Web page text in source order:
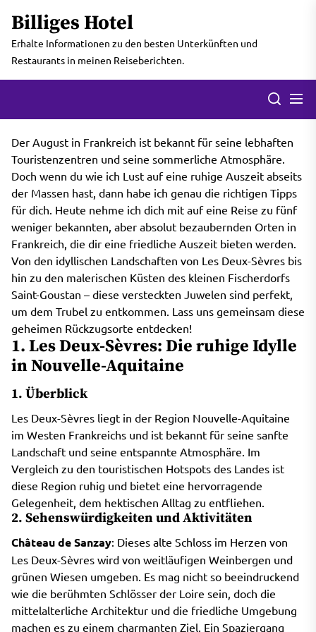
the
content
Billiges Hotel
Erhalte Informationen zu den besten Unterkünften und
Restaurants in meinen Reiseberichten.
Search
Der August in Frankreich ist bekannt für seine lebhaften
Touristenzentren und seine sommerliche Atmosphäre.
Doch wenn du wie ich Lust auf eine ruhige Auszeit abseits
der Massen hast, dann habe ich genau die richtigen Tipps
für dich. Heute nehme ich dich mit auf eine Reise zu fünf
weniger bekannten, aber absolut bezaubernden Orten in
Frankreich, die dir eine friedliche Auszeit bieten werden.
Von den idyllischen Landschaften von Les Deux-Sèvres bis
hin zu den malerischen Küsten des kleinen Fischerdorfs
Saint-Goustan – diese versteckten Juwelen sind perfekt,
um dem Trubel zu entkommen. Lass uns gemeinsam diese
geheimen Rückzugsorte entdecken!
1. Les Deux-Sèvres: Die ruhige Idylle
in Nouvelle-Aquitaine
1. Überblick
Les Deux-Sèvres liegt in der Region Nouvelle-Aquitaine
im Westen Frankreichs und ist bekannt für seine sanfte
Landschaft und seine entspannte Atmosphäre. Im
Vergleich zu den touristischen Hotspots des Landes ist
diese Region ruhig und bietet eine hervorragende
Gelegenheit, dem hektischen Alltag zu entfliehen.
2. Sehenswürdigkeiten und Aktivitäten
Château de Sanzay: Dieses alte Schloss im Herzen von
Les Deux-Sèvres wird von weitläufigen Weinbergen und
grünen Wiesen umgeben. Es mag nicht so beeindruckend
wie die berühmten Schlösser der Loire sein, doch die
mittelalterliche Architektur und die friedliche Umgebung
machen es zu einem charmanten Ziel. Ein Spaziergang